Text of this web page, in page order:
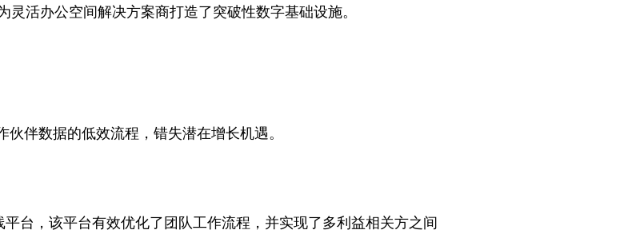
灵活办公空间解决方案商打造了突破性数字基础设施。
伴数据的低效流程，错失潜在增长机遇。
台，该平台有效优化了团队工作流程，并实现了多利益相关方之间